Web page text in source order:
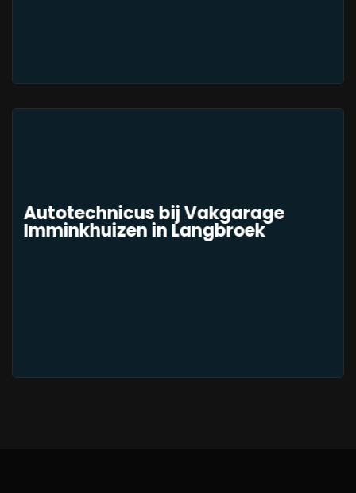
Autotechnicus bij Vakgarage
Imminkhuizen in Langbroek